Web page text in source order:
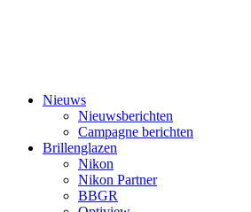
Nieuws
Nieuwsberichten
Campagne berichten
Brillenglazen
Nikon
Nikon Partner
BBGR